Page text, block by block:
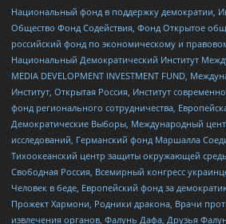
Национальный фонд в поддержку демократии,
Общество Фонд Содействия, Фонд Открытое
российский фонд по экономическому и
Национальный Демократический Институт
MEDIA DEVELOPMENT INVESTMENT FUND,
Институт, Открытая Россия, Институт
фонд регионального сотрудничества,
Демократические Выборы, Международный
исследований, Германский фонд Маршалла
Тихоокеанский центр защиты окружающей
Свободная Россия, Всемирный конгресс
Человек в беде, Европейский фонд за
Прожект Хармони, Родники дракона, Врачи
извлечения органов, Фалунь Дафа, Друзья